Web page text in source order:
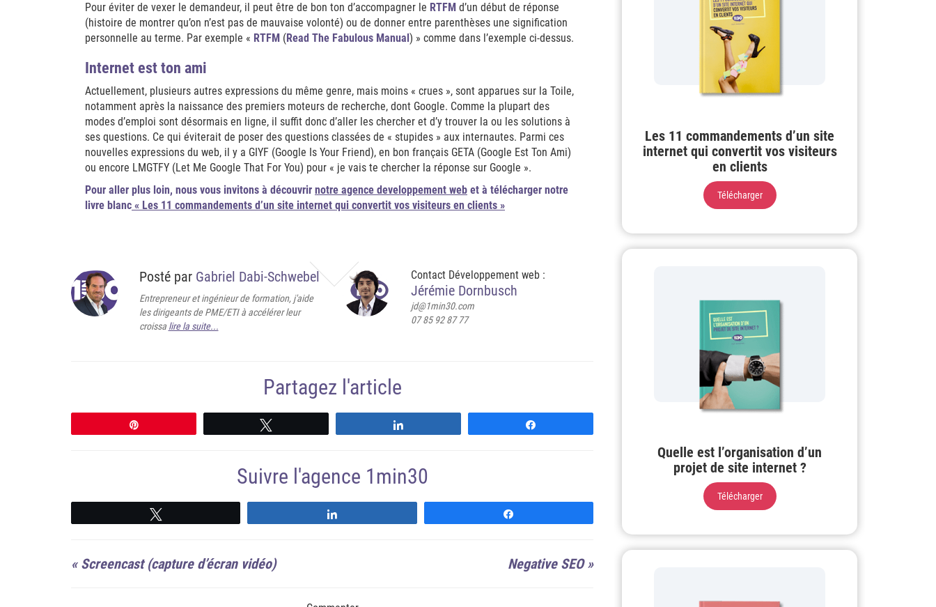
Pour éviter de vexer le demandeur, il peut être de bon ton d’accompagner le RTFM d’un début de réponse
(histoire de montrer qu’on n’est pas de mauvaise volonté) ou de donner entre parenthèses une signification
personnelle au terme. Par exemple « RTFM (Read The Fabulous Manual) » comme dans l’exemple ci-dessus.
Internet est ton ami
Actuellement, plusieurs autres expressions du même genre, mais moins « crues », sont apparues sur la Toile,
notamment après la naissance des premiers moteurs de recherche, dont Google. Comme la plupart des
modes d’emploi sont désormais en ligne, il suffit donc d’aller les chercher et d’y trouver la ou les solutions à
ses questions. Ce qui éviterait de poser des questions classées de « stupides » aux internautes. Parmi ces
nouvelles expressions du web, il y a GIYF (Google Is Your Friend), en bon français GETA (Google Est Ton Ami)
ou encore LMGTFY (Let Me Google That For You) pour « je vais te chercher la réponse sur Google ».
Pour aller plus loin, nous vous invitons à découvrir notre agence developpement web et à télécharger notre
livre blanc « Les 11 commandements d’un site internet qui convertit vos visiteurs en clients »
Posté par Gabriel Dabi-Schwebel
Entrepreneur et ingénieur de formation, j'aide
les dirigeants de PME/ETI à accélérer leur
croissa lire la suite...
Contact Développement web :
Jérémie Dornbusch
jd@1min30.com
07 85 92 87 77
Partagez l'article
Suivre l'agence 1min30
« Screencast (capture d’écran vidéo) Negative SEO»
Les 11 commandements d’un site
internet qui convertit vos visiteurs
en clients
Télécharger
Quelle est l’organisation d’un
projet de site internet ?
Télécharger